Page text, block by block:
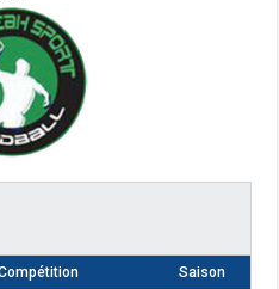
Saison